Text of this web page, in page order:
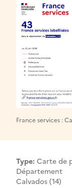
France services :
Type: Carte de
Département
Calvados (14)